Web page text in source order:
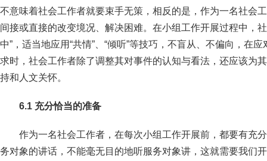
不意味着社会工作者就要束手无策，相反的是，作为一名社会
间接或直接的改变境况、解决困难。在小组工作开展过程中，
中”，适当地应用“共情”、“倾听”等技巧，不盲从、不偏向，在
求时，社会工作者除了调整其对事件的认知与看法，还应该为
持和人文关怀。
6.1 充分恰当的准备
作为一名社会工作者，在每次小组工作开展前，都要有充
务对象的讲话，不能毫无目的地听服务对象讲，这就需要我们